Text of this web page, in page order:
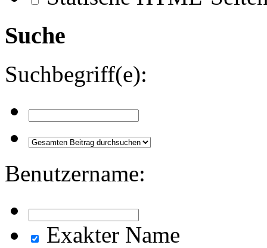
Suche
Suchbegriff(e):
Benutzername:
Exakter Name